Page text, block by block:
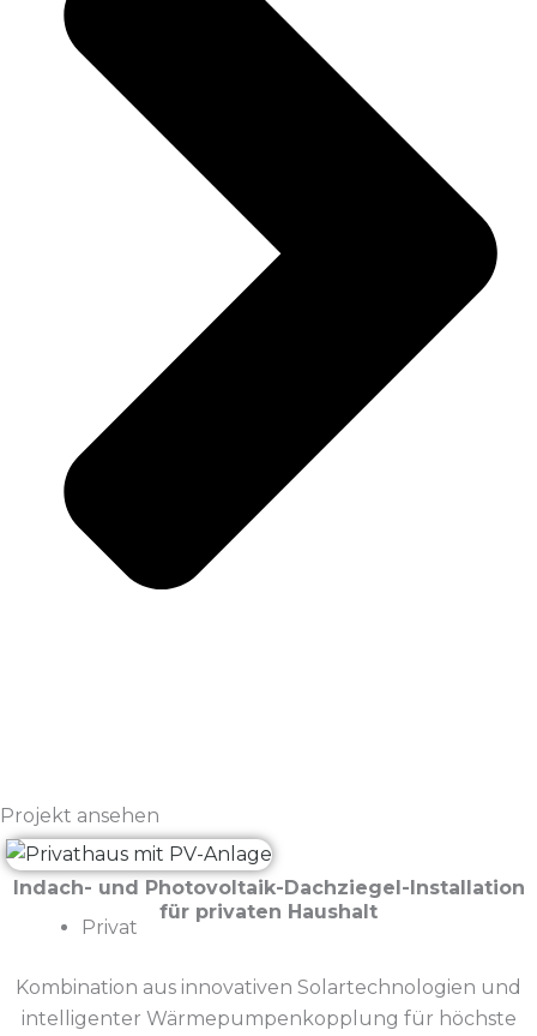
Projekt ansehen
Indach- und Photovoltaik-Dachziegel-Installation
für privaten Haushalt
Privat
Kombination aus innovativen Solartechnologien und
intelligenter Wärmepumpenkopplung für höchste